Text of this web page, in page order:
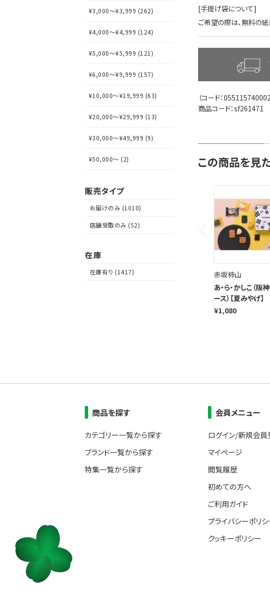
[手提げ袋について]
ご希望の際は、無料の紙
（コード：
商品コード：sf261471
この商品を見
赤坂柿山
あ・ら・かしこ（阪
ース）【夏みやげ】
¥1,080
¥3,000～¥3,999 (262)
¥4,000～¥4,999 (124)
¥5,000～¥5,999 (121)
¥6,000～¥9,999 (157)
¥10,000～¥19,999 (63)
¥20,000～¥29,999 (13)
¥30,000～¥49,999 (9)
¥50,000～ (2)
販売タイプ
お届けのみ (1010)
店舗受取のみ (52)
在庫
在庫有り (1417)
商品を探す
カテゴリー一覧から探す
ブランド一覧から探す
特集一覧から探す
会員メニュー
ログイン/新規会員
マイページ
閲覧履歴
初めての方へ
ご利用ガイド
プライバシーポリ
クッキーポリシー